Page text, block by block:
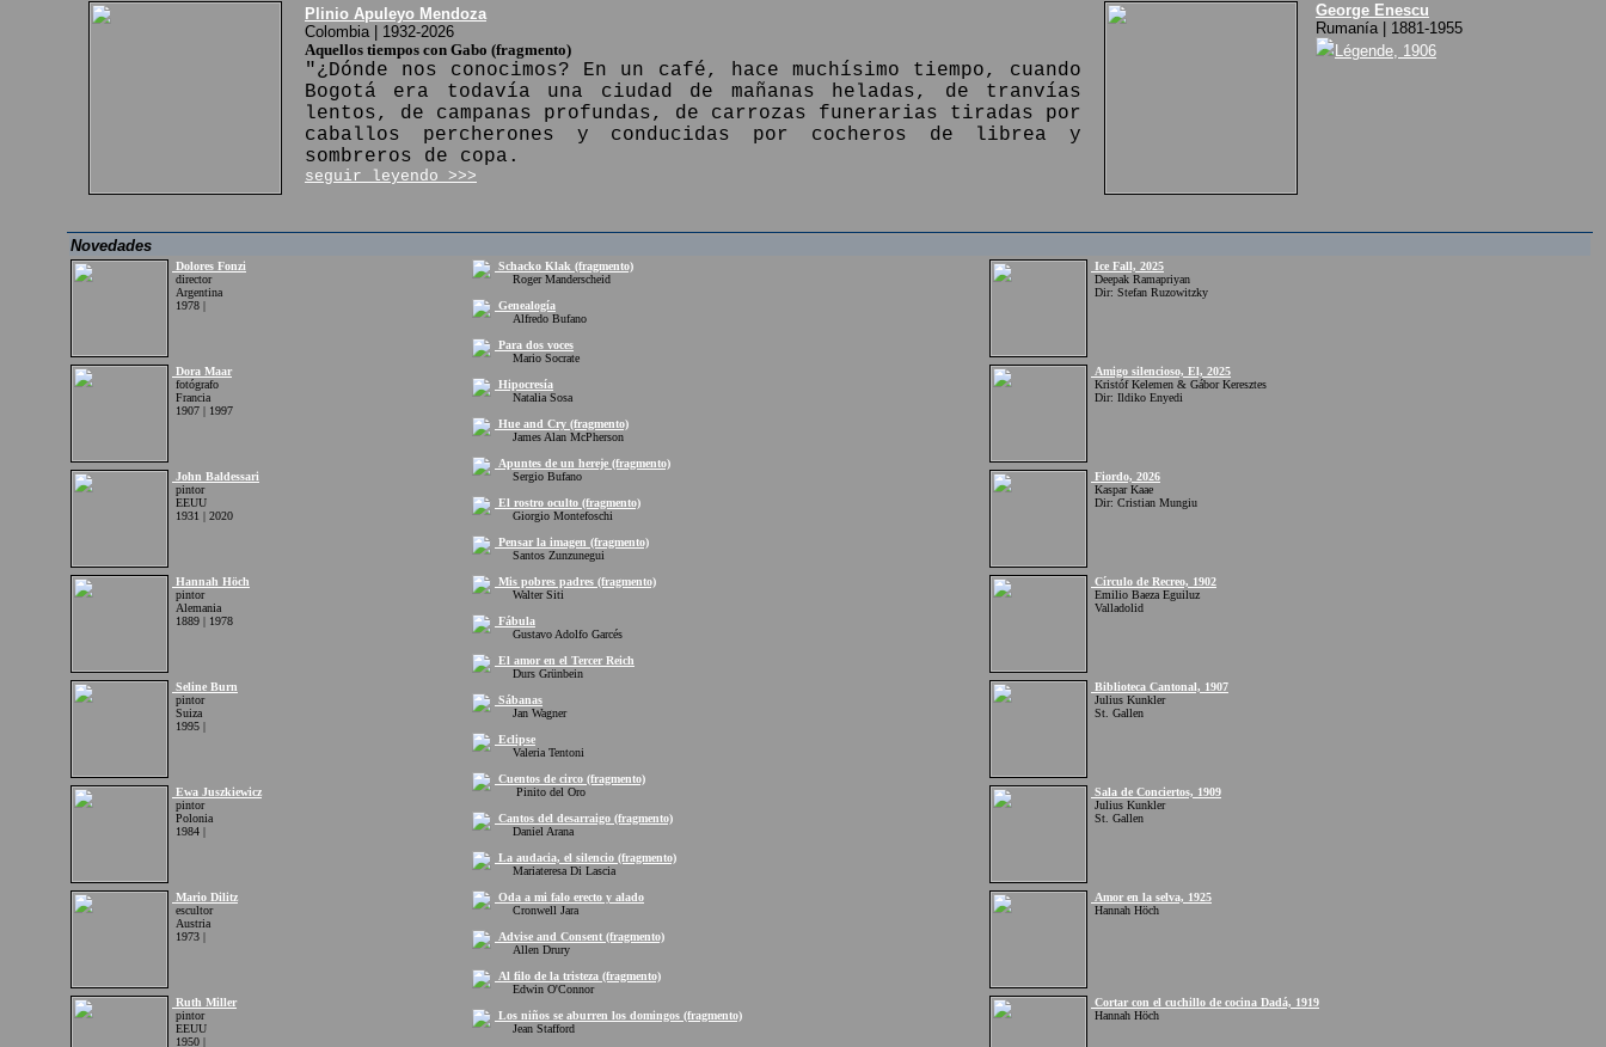
Plinio Apuleyo Mendoza
Colombia | 1932-2026
Aquellos tiempos con Gabo (fragmento)
"¿Dónde nos conocimos? En un café, hace muchísimo tiempo, cuando
Bogotá era todavía una ciudad de mañanas heladas, de tranvías
lentos, de campanas profundas, de carrozas funerarias tiradas por
caballos percherones y conducidas por cocheros de librea y
sombreros de copa.
seguir leyendo >>>
George Enescu
Rumanía | 1881-1955
Légende, 1906
Novedades
Dolores Fonzi
director
Argentina
1978 |
Dora Maar
fotógrafo
Francia
1907 | 1997
John Baldessari
pintor
EEUU
1931 | 2020
Hannah Höch
pintor
Alemania
1889 | 1978
Seline Burn
pintor
Suiza
1995 |
Ewa Juszkiewicz
pintor
Polonia
1984 |
Mario Dilitz
escultor
Austria
1973 |
Ruth Miller
pintor
EEUU
1950 |
Schacko Klak (fragmento)
Roger Manderscheid
Genealogía
Alfredo Bufano
Para dos voces
Mario Socrate
Hipocresía
Natalia Sosa
Hue and Cry (fragmento)
James Alan McPherson
Apuntes de un hereje (fragmento)
Sergio Bufano
El rostro oculto (fragmento)
Giorgio Montefoschi
Pensar la imagen (fragmento)
Santos Zunzunegui
Mis pobres padres (fragmento)
Walter Siti
Fábula
Gustavo Adolfo Garcés
El amor en el Tercer Reich
Durs Grünbein
Sábanas
Jan Wagner
Eclipse
Valeria Tentoni
Cuentos de circo (fragmento)
Pinito del Oro
Cantos del desarraigo (fragmento)
Daniel Arana
La audacia, el silencio (fragmento)
Mariateresa Di Lascia
Oda a mi falo erecto y alado
Cronwell Jara
Advise and Consent (fragmento)
Allen Drury
Al filo de la tristeza (fragmento)
Edwin O'Connor
Los niños se aburren los domingos (fragmento)
Jean Stafford
Ice Fall, 2025
Deepak Ramapriyan
Dir: Stefan Ruzowitzky
Amigo silencioso, El, 2025
Kristóf Kelemen & Gábor Keresztes
Dir: Ildiko Enyedi
Fiordo, 2026
Kaspar Kaae
Dir: Cristian Mungiu
Círculo de Recreo, 1902
Emilio Baeza Eguiluz
Valladolid
Biblioteca Cantonal, 1907
Julius Kunkler
St. Gallen
Sala de Conciertos, 1909
Julius Kunkler
St. Gallen
Amor en la selva, 1925
Hannah Höch
Cortar con el cuchillo de cocina Dadá, 1919
Hannah Höch